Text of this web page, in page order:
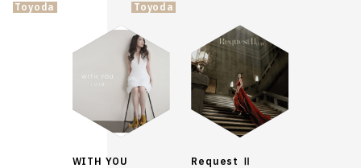
Toyoda
Toyoda
WITH YOU
Request Ⅱ